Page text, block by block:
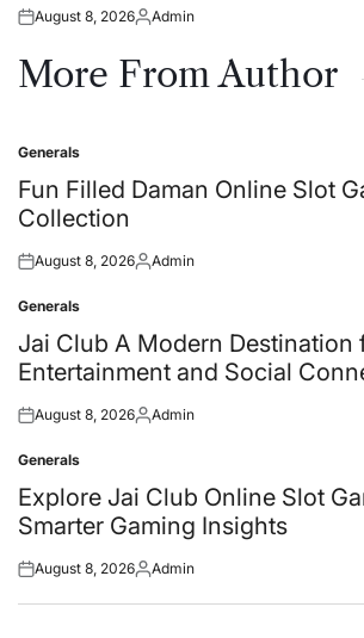
Posted
August 8, 2026Posted
Admin
More From Author
Posted
in
Generals
Fun Filled Daman Online Slot
Collection
Posted
August 8, 2026Posted
Admin
Posted
in
Generals
Jai Club A Modern Destination
Entertainment and Social
Posted
August 8, 2026Posted
Admin
Posted
in
Generals
Explore Jai Club Online Slot
Smarter Gaming Insights
Posted
August 8, 2026Posted
Admin